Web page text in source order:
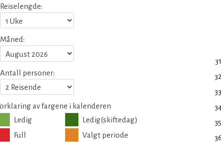
Reiselengde:
Måned:
Antall personer:
31
33
35
av fargene i kalenderen
Ledig
Ledig(skiftedag)
Full
Valgt periode